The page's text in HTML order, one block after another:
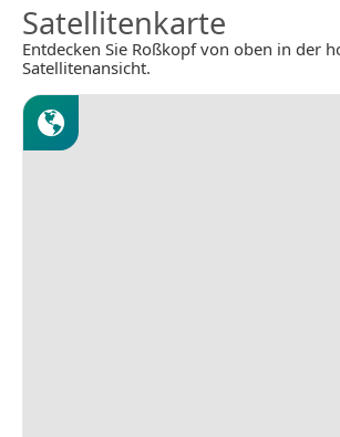
Satellitenkarte
Entdecken Sie Roßkopf von oben in der
Satellitenansicht.